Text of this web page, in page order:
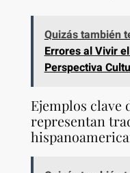
Quizás también
Errores al Vivir
Perspectiva
Ejemplos clave
representan